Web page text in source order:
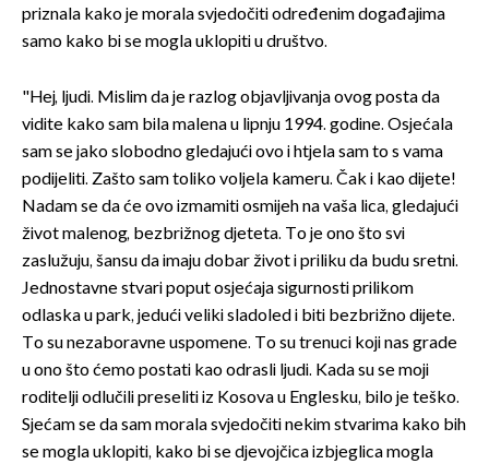
priznala kako je morala svjedočiti određenim događajima
samo kako bi se mogla uklopiti u društvo.
"Hej, ljudi. Mislim da je razlog objavljivanja ovog posta da
vidite kako sam bila malena u lipnju 1994. godine. Osjećala
sam se jako slobodno gledajući ovo i htjela sam to s vama
podijeliti. Zašto sam toliko voljela kameru. Čak i kao dijete!
Nadam se da će ovo izmamiti osmijeh na vaša lica, gledajući
život malenog, bezbrižnog djeteta. To je ono što svi
zaslužuju, šansu da imaju dobar život i priliku da budu sretni.
Jednostavne stvari poput osjećaja sigurnosti prilikom
odlaska u park, jedući veliki sladoled i biti bezbrižno dijete.
To su nezaboravne uspomene. To su trenuci koji nas grade
u ono što ćemo postati kao odrasli ljudi. Kada su se moji
roditelji odlučili preseliti iz Kosova u Englesku, bilo je teško.
Sjećam se da sam morala svjedočiti nekim stvarima kako bih
se mogla uklopiti, kako bi se djevojčica izbjeglica mogla